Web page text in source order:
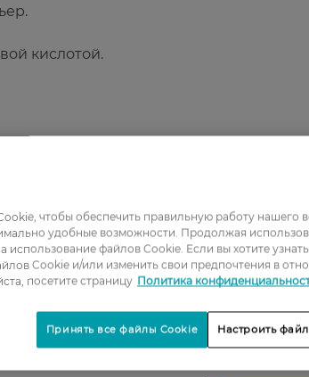
кислотой.
1
чтобы обеспечить правильную работу нашего
удобные возможности. Продолжая
использование файлов Cookie. Если вы хотите
Cookie и/или изменить свои предпочтения в
посетите страницу Политика
Настроить
Принять все файлы Cookie